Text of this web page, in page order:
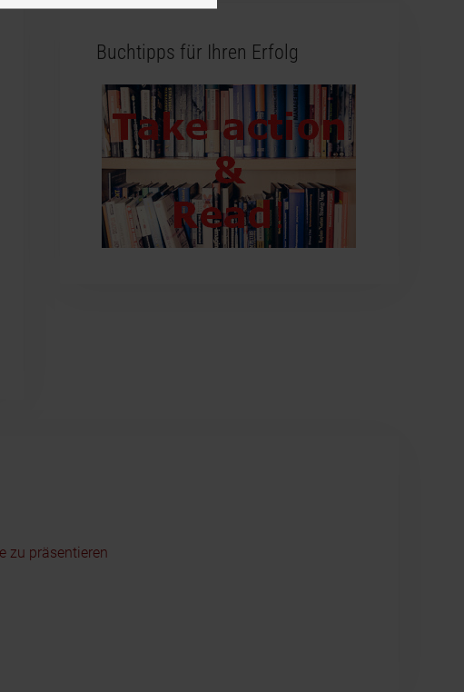
Buchtipps für Ihren Erfolg
zu präsentieren